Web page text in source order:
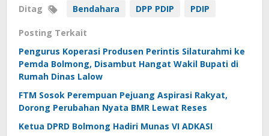
Ditag Bendahara DPP PDIP PDIP
Posting Terkait
Pengurus Koperasi Produsen Perintis Silaturahmi ke
Pemda Bolmong, Disambut Hangat Wakil Bupati di
Rumah Dinas Lalow
FTM Sosok Perempuan Pejuang Aspirasi Rakyat,
Dorong Perubahan Nyata BMR Lewat Reses
Ketua DPRD Bolmong Hadiri Munas VI ADKASI